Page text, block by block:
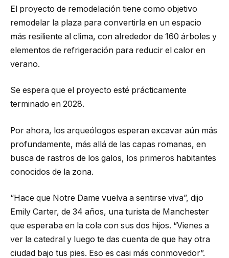
El proyecto de remodelación tiene como objetivo
remodelar la plaza para convertirla en un espacio
más resiliente al clima, con alrededor de 160 árboles y
elementos de refrigeración para reducir el calor en
verano.
Se espera que el proyecto esté prácticamente
terminado en 2028.
Por ahora, los arqueólogos esperan excavar aún más
profundamente, más allá de las capas romanas, en
busca de rastros de los galos, los primeros habitantes
conocidos de la zona.
“Hace que Notre Dame vuelva a sentirse viva”, dijo
Emily Carter, de 34 años, una turista de Manchester
que esperaba en la cola con sus dos hijos. “Vienes a
ver la catedral y luego te das cuenta de que hay otra
ciudad bajo tus pies. Eso es casi más conmovedor”.